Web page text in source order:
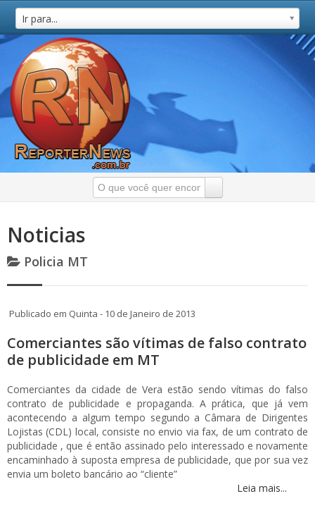
Ir para...
Noticias
Policia MT
Publicado em Quinta - 10 de Janeiro de 2013
Comerciantes são vítimas de falso contrato
de publicidade em MT
Comerciantes da cidade de Vera estão sendo vítimas do falso
contrato de publicidade e propaganda. A prática, que já vem
acontecendo a algum tempo segundo a Câmara de Dirigentes
Lojistas (CDL) local, consiste no envio via fax, de um contrato de
publicidade , que é então assinado pelo interessado e novamente
encaminhado à suposta empresa de publicidade, que por sua vez
envia um boleto bancário ao “cliente”
Leia mais...